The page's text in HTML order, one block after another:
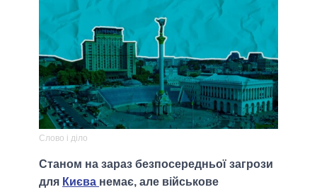
Слово і діло
Станом на зараз безпосередньої загрози
для Києва немає, але військове